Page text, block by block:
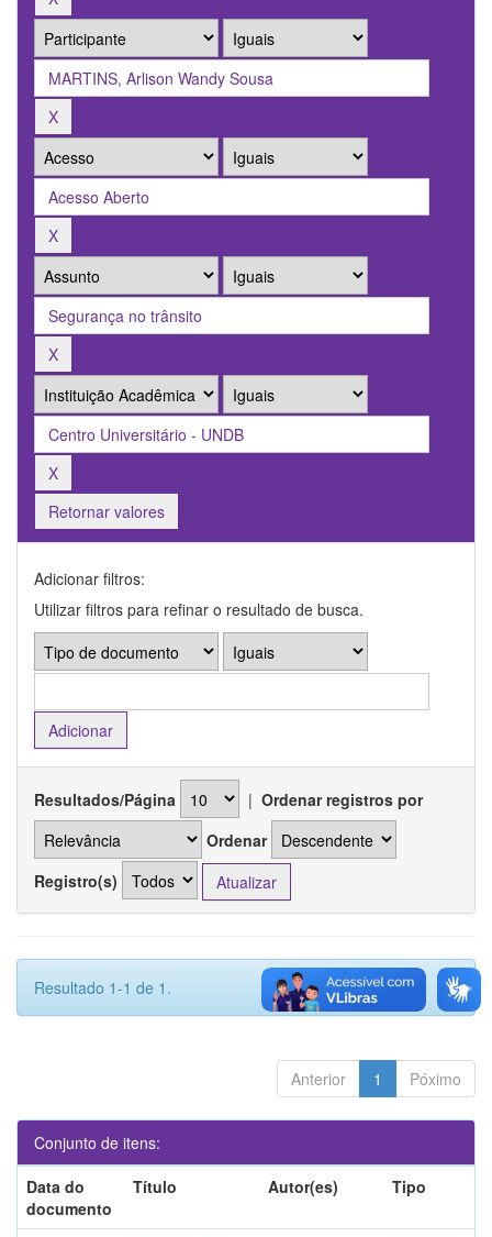
Retornar valores
Adicionar filtros:
Utilizar filtros para refinar o resultado de busca.
Resultados/Página | Ordenar registros por
Ordenar
Registro(s)
Resultado 1-1 de 1.
Anterior 1 Póximo
Conjunto de itens:
Data do
documento
Título Autor(es) Tipo